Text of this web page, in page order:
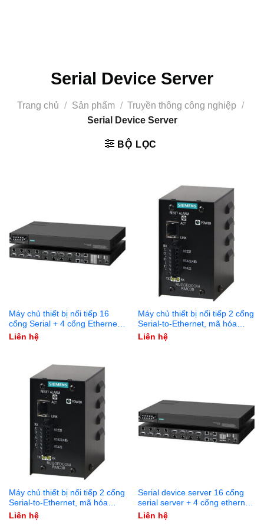
Serial Device Server
Trang chủ / Sản phẩm / Truyền thông công nghiệp /
Serial Device Server
BỘ LỌC
Máy chủ thiết bị nối tiếp 16
cổng Serial + 4 cổng Ethernet
PoE RUGGEDCOM RS416P
Liên hệ
Máy chủ thiết bị nối tiếp 2 cổng
Serial-to-Ethernet, mã hóa
128bit RUGGEDCOM RMC30
Liên hệ
Máy chủ thiết bị nối tiếp 2 cổng
Serial-to-Ethernet, mã hóa
56bit RUGGEDCOM
RMC30NC
Liên hệ
Serial device server 16 cổng
serial server + 4 cổng ethernet
RUGGEDCOM RS416
Liên hệ